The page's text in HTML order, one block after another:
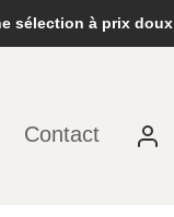
sélection à prix doux
Contact